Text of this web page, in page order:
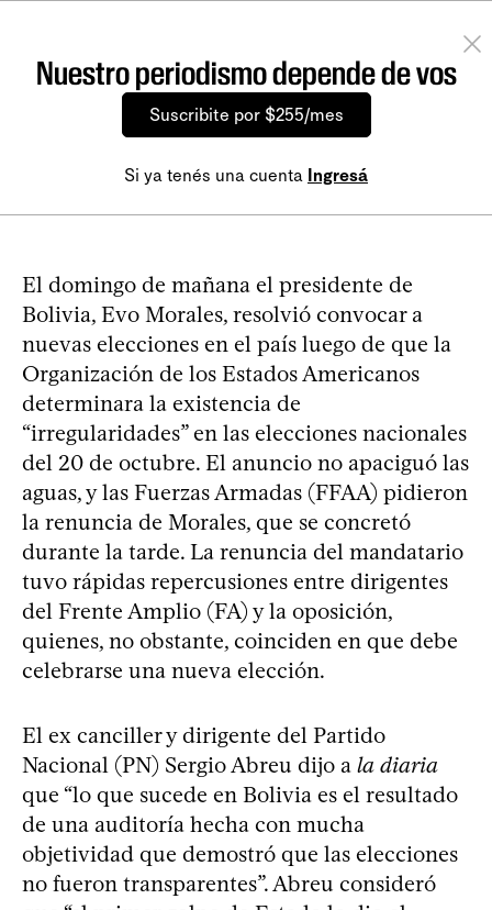
Nuestro periodismo depende de vos
Suscribite por $255/mes
Si ya tenés una cuenta Ingresá
El domingo de mañana el presidente de
Bolivia, Evo Morales, resolvió convocar a
nuevas elecciones en el país luego de que la
Organización de los Estados Americanos
determinara la existencia de
“irregularidades” en las elecciones nacionales
del 20 de octubre. El anuncio no apaciguó las
aguas, y las Fuerzas Armadas (FFAA) pidieron
la renuncia de Morales, que se concretó
durante la tarde. La renuncia del mandatario
tuvo rápidas repercusiones entre dirigentes
del Frente Amplio (FA) y la oposición,
quienes, no obstante, coinciden en que debe
celebrarse una nueva elección.
El ex canciller y dirigente del Partido
Nacional (PN) Sergio Abreu dijo a la diaria
que “lo que sucede en Bolivia es el resultado
de una auditoría hecha con mucha
objetividad que demostró que las elecciones
no fueron transparentes”. Abreu consideró